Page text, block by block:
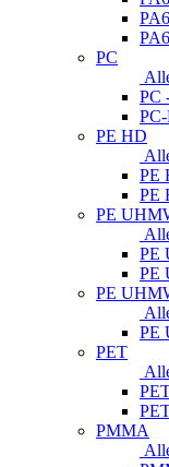
PC
PC
PE HD
PE
PE
PE
PE
PE
PE
PE
PET
PMMA